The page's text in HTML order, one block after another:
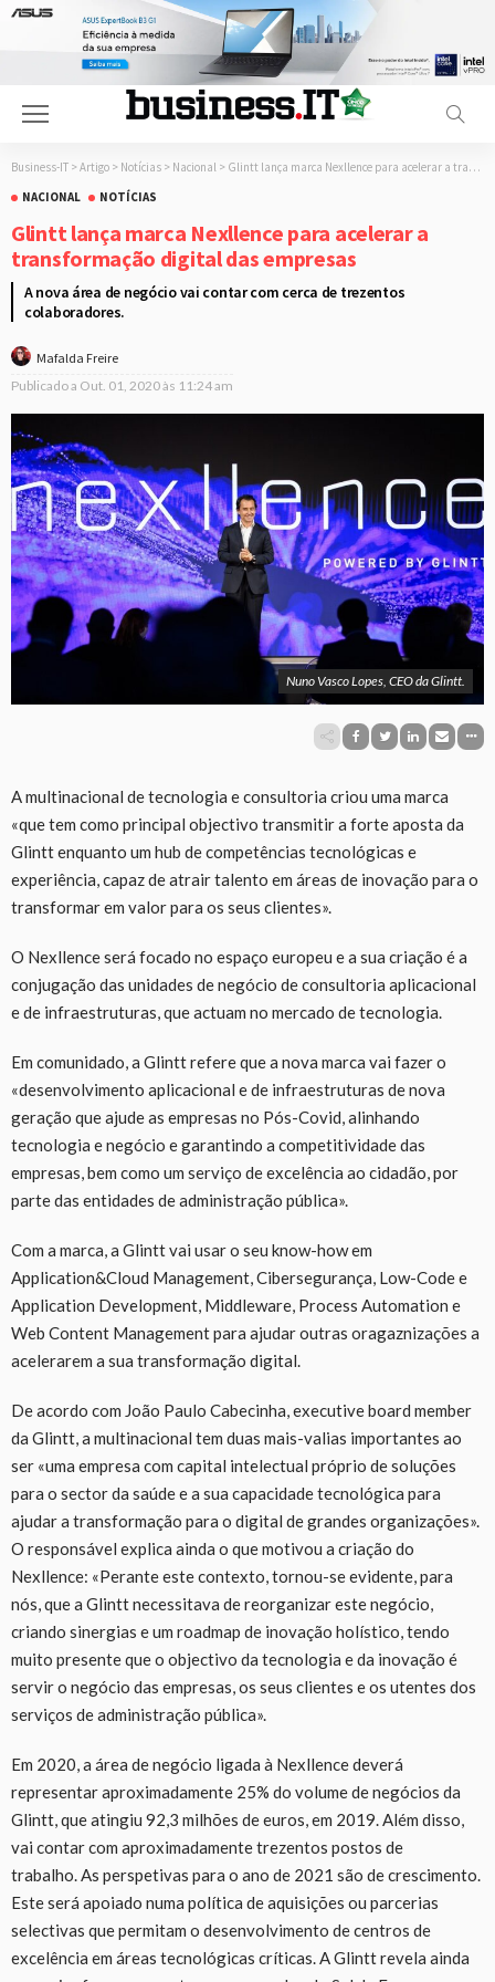
Business-IT > Artigo > Notícias > Nacional > Glintt lança marca Nexllence para acelerar a transformação digital das empresas
NACIONAL
NOTÍCIAS
Glintt lança marca Nexllence para acelerar a
transformação digital das empresas
A nova área de negócio vai contar com cerca de trezentos
colaboradores.
Mafalda Freire
Publicado a Out. 01, 2020 às 11:24 am
Nuno Vasco Lopes, CEO da Glintt.
A multinacional de tecnologia e consultoria criou uma marca
«que tem como principal objectivo transmitir a forte aposta da
Glintt enquanto um hub de competências tecnológicas e
experiência, capaz de atrair talento em áreas de inovação para o
transformar em valor para os seus clientes».
O Nexllence será focado no espaço europeu e a sua criação é a
conjugação das unidades de negócio de consultoria aplicacional
e de infraestruturas, que actuam no mercado de tecnologia.
Em comunidado, a Glintt refere que a nova marca vai fazer o
«desenvolvimento aplicacional e de infraestruturas de nova
geração que ajude as empresas no Pós-Covid, alinhando
tecnologia e negócio e garantindo a competitividade das
empresas, bem como um serviço de excelência ao cidadão, por
parte das entidades de administração pública».
Com a marca, a Glintt vai usar o seu know-how em
Application&Cloud Management, Cibersegurança, Low-Code e
Application Development, Middleware, Process Automation e
Web Content Management para ajudar outras oragaznizações a
acelerarem a sua transformação digital.
De acordo com João Paulo Cabecinha, executive board member
da Glintt, a multinacional tem duas mais-valias importantes ao
ser «uma empresa com capital intelectual próprio de soluções
para o sector da saúde e a sua capacidade tecnológica para
ajudar a transformação para o digital de grandes organizações».
O responsável explica ainda o que motivou a criação do
Nexllence: «Perante este contexto, tornou-se evidente, para
nós, que a Glintt necessitava de reorganizar este negócio,
criando sinergias e um roadmap de inovação holístico, tendo
muito presente que o objectivo da tecnologia e da inovação é
servir o negócio das empresas, os seus clientes e os utentes dos
serviços de administração pública».
Em 2020, a área de negócio ligada à Nexllence deverá
representar aproximadamente 25% do volume de negócios da
Glintt, que atingiu 92,3 milhões de euros, em 2019. Além disso,
vai contar com aproximadamente trezentos postos de
trabalho. As perspetivas para o ano de 2021 são de crescimento.
Este será apoiado numa política de aquisições ou parcerias
selectivas que permitam o desenvolvimento de centros de
excelência em áreas tecnológicas críticas. A Glintt revela ainda